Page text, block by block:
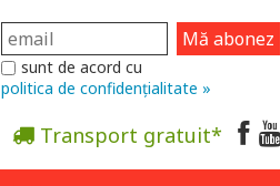
sunt de acord cu
politica de confidențialitate »
Transport gratuit*